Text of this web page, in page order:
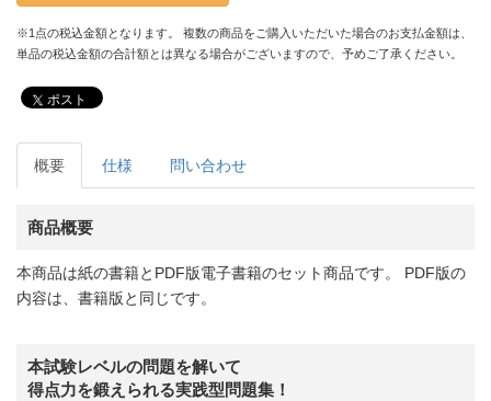
※1点の税込金額となります。 複数の商品をご購入いただいた場合のお支払金額は、
単品の税込金額の合計額とは異なる場合がございますので、予めご了承ください。
ポスト
概要 仕様 問い合わせ
商品概要
本商品は紙の書籍とPDF版電子書籍のセット商品です。 PDF版の
内容は、書籍版と同じです。
本試験レベルの問題を解いて
得点力を鍛えられる実践型問題集！